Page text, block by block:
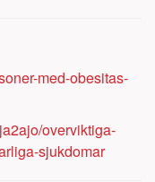
med-obesitas-
overviktiga-
sjukdomar